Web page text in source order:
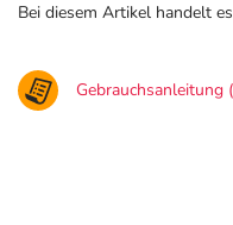
Bei diesem Artikel handelt
Gebrauchsanleitung